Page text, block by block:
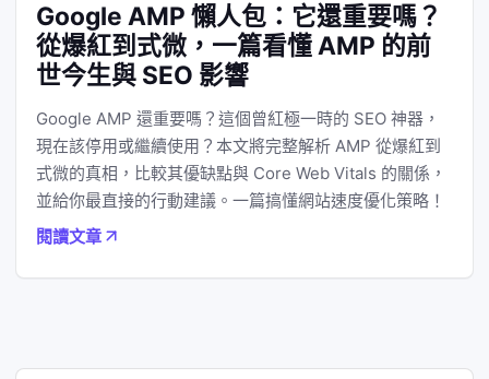
Google AMP 懶人包：它還重要嗎？
從爆紅到式微，一篇看懂 AMP 的前
世今生與 SEO 影響
Google AMP 還重要嗎？這個曾紅極一時的 SEO 神器，
現在該停用或繼續使用？本文將完整解析 AMP 從爆紅到
式微的真相，比較其優缺點與 Core Web Vitals 的關係，
並給你最直接的行動建議。一篇搞懂網站速度優化策略！
閱讀文章